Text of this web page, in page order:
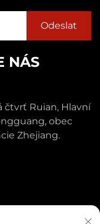
NÁS
čtvrť Ruian, Hlavní
obec
Zhejiang.